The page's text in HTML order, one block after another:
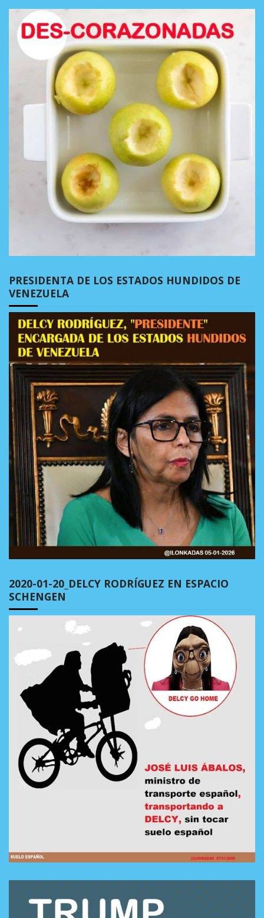
PRESIDENTA DE LOS ESTADOS HUNDIDOS DE
VENEZUELA
2020-01-20_DELCY RODRÍGUEZ EN ESPACIO
SCHENGEN